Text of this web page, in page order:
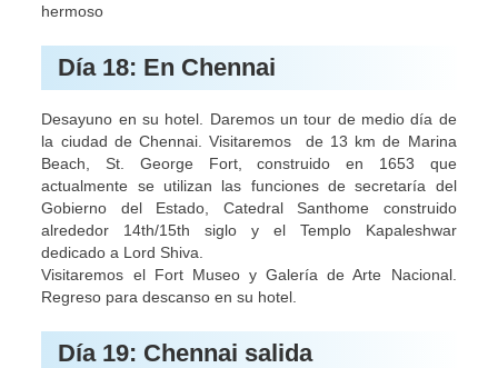
hermoso
Día 18: En Chennai
Desayuno en su hotel. Daremos un tour de medio día de
la ciudad de Chennai. Visitaremos de 13 km de Marina
Beach, St. George Fort, construido en 1653 que
actualmente se utilizan las funciones de secretaría del
Gobierno del Estado, Catedral Santhome construido
alrededor 14th/15th siglo y el Templo Kapaleshwar
dedicado a Lord Shiva.
Visitaremos el Fort Museo y Galería de Arte Nacional.
Regreso para descanso en su hotel.
Día 19: Chennai salida